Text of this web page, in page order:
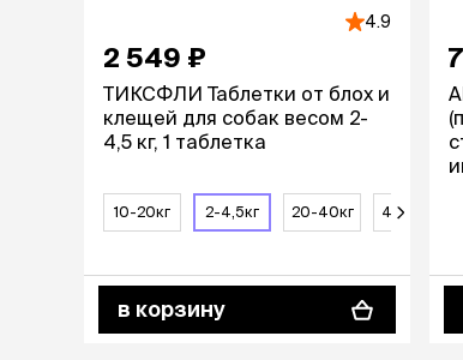
4.9
2 549 ₽
ТИКСФЛИ Таблетки от блох и
клещей для собак весом 2-
4,5 кг, 1 таблетка
10-20кг 2-4,5кг 20-40кг 4,5-10кг
в корзину